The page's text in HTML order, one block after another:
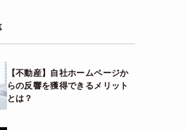
【不動産】自社ホームページか
らの反響を獲得できるメリット
とは？